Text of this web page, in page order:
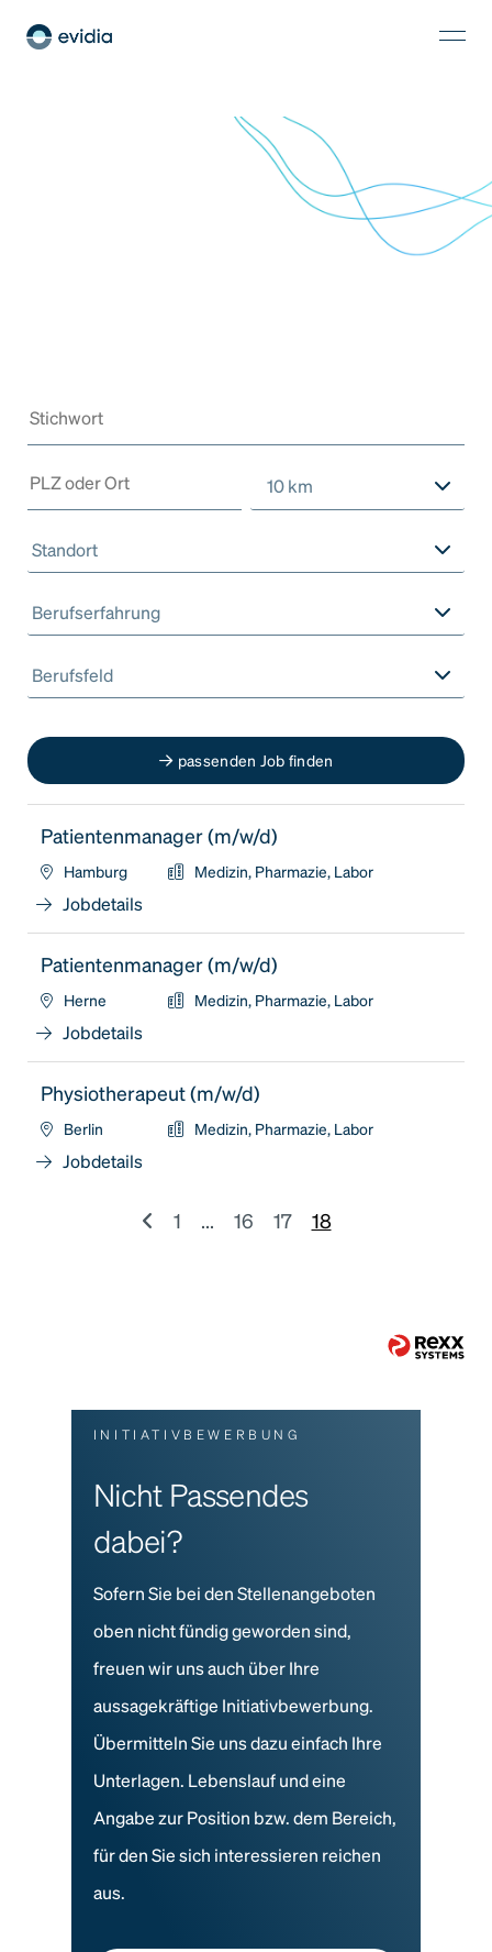
10 km
Standort
Berufserfahrung
Berufsfeld
passenden Job finden
Patientenmanager (m/w/d)
Hamburg Medizin, Pharmazie, Labor
Jobdetails
Patientenmanager (m/w/d)
Herne Medizin, Pharmazie, Labor
Jobdetails
Physiotherapeut (m/w/d)
Berlin Medizin, Pharmazie, Labor
Jobdetails
1 ... 16 17 18
INITIATIVBEWERBUNG
Nicht Passendes
dabei?
Sofern Sie bei den Stellenangeboten
oben nicht fündig geworden sind,
freuen wir uns auch über Ihre
aussagekräftige Initiativbewerbung.
Übermitteln Sie uns dazu einfach Ihre
Unterlagen. Lebenslauf und eine
Angabe zur Position bzw. dem Bereich,
für den Sie sich interessieren reichen
aus.